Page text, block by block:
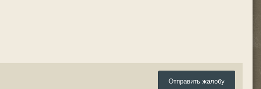
Отправить жалобу